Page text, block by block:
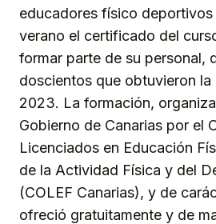
educadores físico
verano el certificado del
formar parte de su personal,
doscientos que obtuvieron
2023. La formación,
Gobierno de Canarias por el
Licenciados en Educación
de la Actividad Física y del
(COLEF Canarias), y de
ofreció gratuitamente y de